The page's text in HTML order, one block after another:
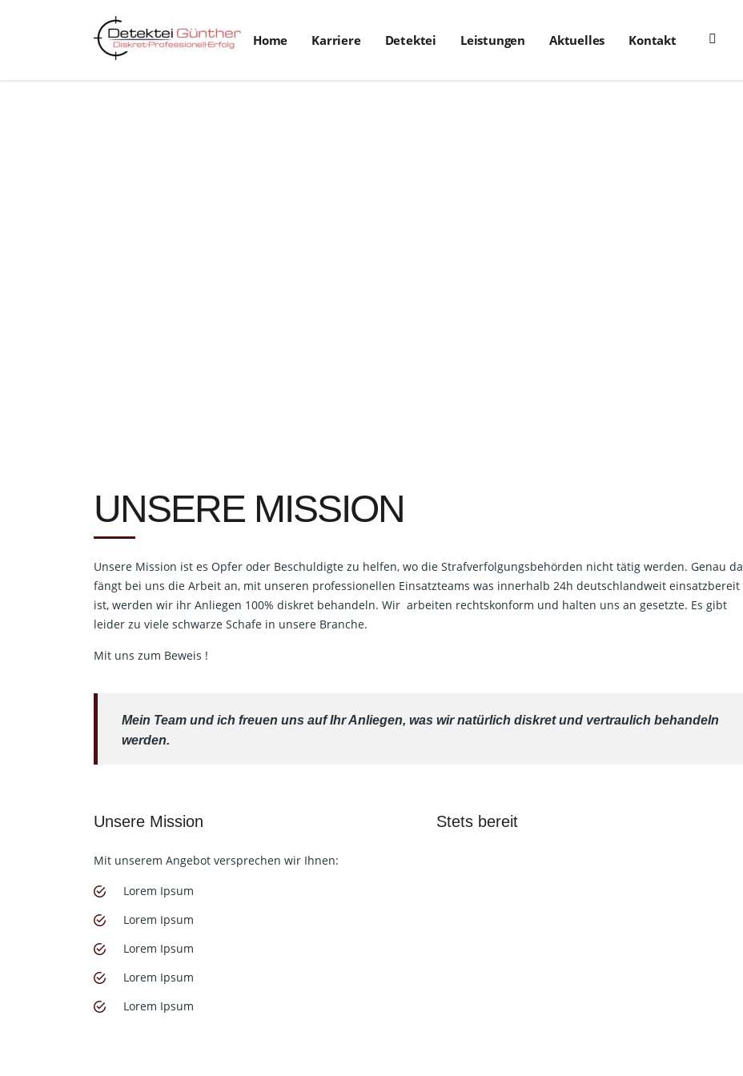
Home Karriere Detektei Leistungen Aktuelles Kontakt
UNSERE MISSION
Unsere Mission ist es Opfer oder Beschuldigte zu helfen, wo die Strafverfolgungsbehörden nicht tätig werden. Genau da
fängt bei uns die Arbeit an, mit unseren professionellen Einsatzteams was innerhalb 24h deutschlandweit einsatzbereit
ist, werden wir ihr Anliegen 100% diskret behandeln. Wir arbeiten rechtskonform und halten uns an gesetzte. Es gibt
leider zu viele schwarze Schafe in unsere Branche.
Mit uns zum Beweis !
Mein Team und ich freuen uns auf Ihr Anliegen, was wir natürlich diskret und vertraulich behandeln
werden.
Unsere Mission
Mit unserem Angebot versprechen wir Ihnen:
Lorem Ipsum
Lorem Ipsum
Lorem Ipsum
Lorem Ipsum
Lorem Ipsum
Stets bereit